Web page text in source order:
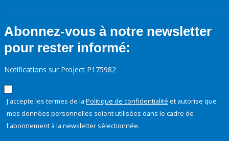
Abonnez-vous à notre newsletter
pour rester informé:
Notifications sur Project P175982
J'accepte les termes de la Politique de confidentialité et autorise que
mes données personnelles soient utilisées dans le cadre de
l'abonnement à la newsletter sélectionnée.